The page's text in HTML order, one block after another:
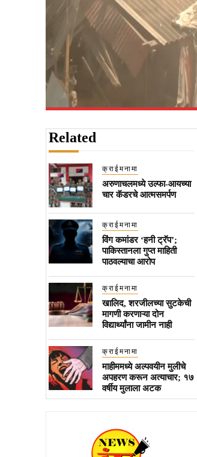
Related
क्राईमनामा
अरुणाचलमध्ये उल्फा-आयच्या
चार कॅडरचे आत्मसमर्पण
क्राईमनामा
विंग कमांडर ‘हनी ट्रॅप’;
पाकिस्तानला गुप्त माहिती
पाठवल्याचा आरोप
क्राईमनामा
खालिद, शरजीलच्या सुटकेची
मागणी करणाऱ्या दोन
विद्यार्थ्यांना जामीन नाही
क्राईमनामा
माहीममध्ये अल्पवयीन मुलीचे
अपहरण करून अत्याचार; १७
वर्षीय मुलाला अटक